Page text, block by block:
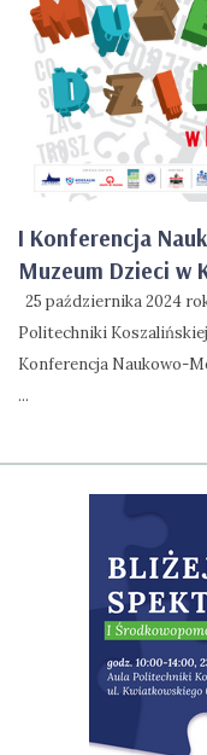
I Konferencja
Muzeum Dzieci w
25 października 2024
Politechniki
Konferencja Naukowo-
...